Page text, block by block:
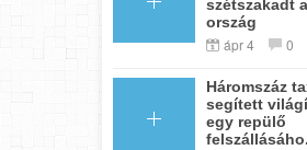
szétszakadt
ország
ápr 4 0
Háromszáz
segített
egy repülő